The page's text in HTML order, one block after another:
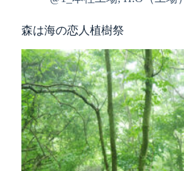
森は海の恋人植樹祭